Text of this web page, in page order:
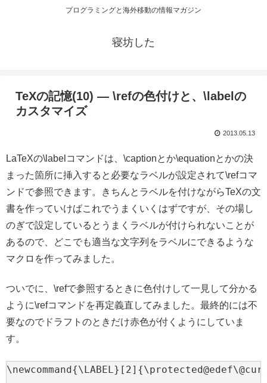
プログラミングと海外移動の情報マガジン
寝坊した
TeXの記憶(10) — \refの色付けと、\labelの
カスタマイズ
2013.05.13
LaTeXの\labelコマンドは、\captionとか\equationとかの決
まった箇所に挿入すると必要なラベルが設定されて\refコマ
ンドで参照できます。きちんとラベルを付けながらTeXの文
書を作っていけばこれでうまくいくはずですが、その場し
のぎで設定しているとうまくラベルが付けられないことが
あるので、どこでも適当な文字列をラベルにできるような
マクロを作ってみました。
ついでに、\refで参照するときに色付けして一見して分かる
ように\refコマンドを再定義直してみました。最終的には不
要なのでドラフトのときだけ赤色が付くようにしていま
す。